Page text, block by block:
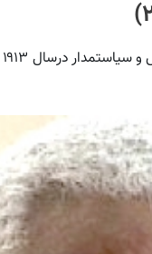
۹ با ماه + فیلم